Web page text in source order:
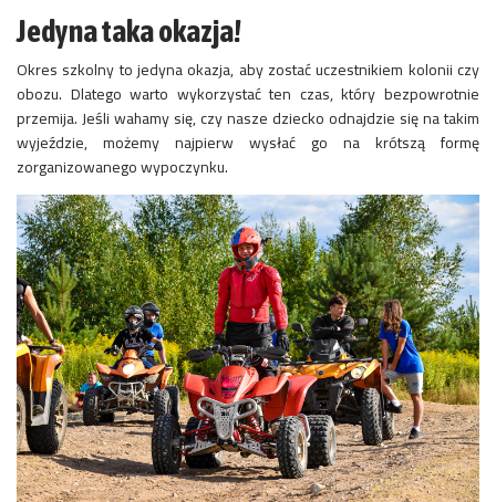
Jedyna taka okazja!
Okres szkolny to jedyna okazja, aby zostać uczestnikiem kolonii czy
obozu. Dlatego warto wykorzystać ten czas, który bezpowrotnie
przemija. Jeśli wahamy się, czy nasze dziecko odnajdzie się na takim
wyjeździe, możemy najpierw wysłać go na krótszą formę
zorganizowanego wypoczynku.